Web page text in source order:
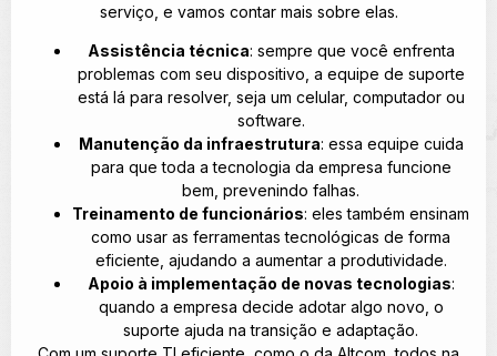
serviço, e vamos contar mais sobre elas.
Assistência técnica: sempre que você enfrenta
problemas com seu dispositivo, a equipe de suporte
está lá para resolver, seja um celular, computador ou
software.
Manutenção da infraestrutura: essa equipe cuida
para que toda a tecnologia da empresa funcione
bem, prevenindo falhas.
Treinamento de funcionários: eles também ensinam
como usar as ferramentas tecnológicas de forma
eficiente, ajudando a aumentar a produtividade.
Apoio à implementação de novas tecnologias:
quando a empresa decide adotar algo novo, o
suporte ajuda na transição e adaptação.